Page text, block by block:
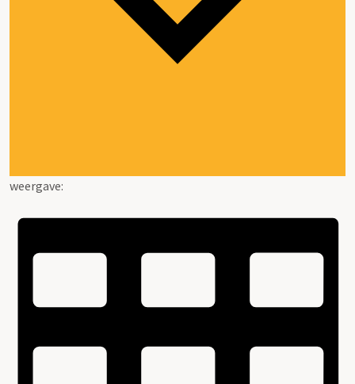
weergave: